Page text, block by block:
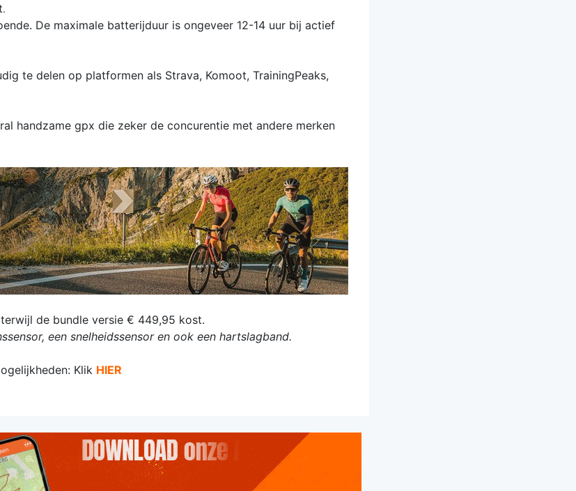
.
De maximale batterijduur is ongeveer 12-14 uur bij actief
te delen op platformen als Strava, Komoot, TrainingPeaks,
handzame gpx die zeker de concurentie met andere merken
de bundle versie € 449,95 kost.
een snelheidssensor en ook een hartslagband.
Klik HIER